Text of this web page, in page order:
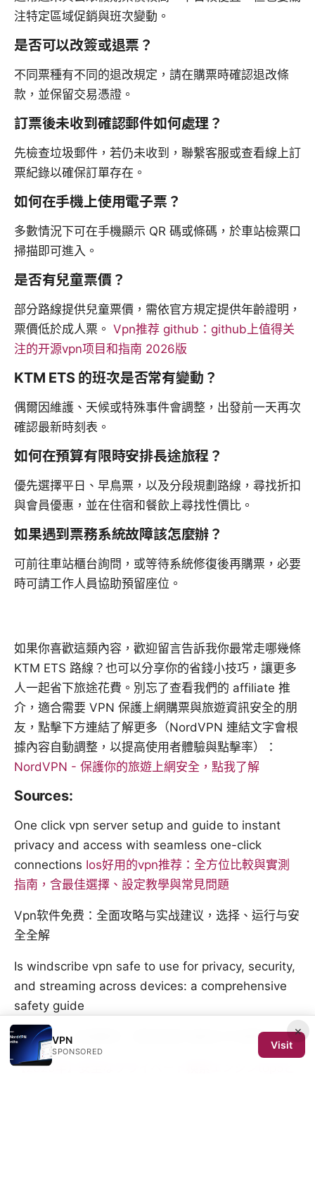
注特定區域促銷與班次變動。
是否可以改簽或退票？
不同票種有不同的退改規定，請在購票時確認退改條
款，並保留交易憑證。
訂票後未收到確認郵件如何處理？
先檢查垃圾郵件，若仍未收到，聯繫客服或查看線上訂
票紀錄以確保訂單存在。
如何在手機上使用電子票？
多數情況下可在手機顯示 QR 碼或條碼，於車站檢票口
掃描即可進入。
是否有兒童票價？
部分路線提供兒童票價，需依官方規定提供年齡證明，
票價低於成人票。 Vpn推荐 github：github上值得关
注的开源vpn项目和指南 2026版
KTM ETS 的班次是否常有變動？
偶爾因維護、天候或特殊事件會調整，出發前一天再次
確認最新時刻表。
如何在預算有限時安排長途旅程？
優先選擇平日、早鳥票，以及分段規劃路線，尋找折扣
與會員優惠，並在住宿和餐飲上尋找性價比。
如果遇到票務系統故障該怎麼辦？
可前往車站櫃台詢問，或等待系統修復後再購票，必要
時可請工作人員協助預留座位。
如果你喜歡這類內容，歡迎留言告訴我你最常走哪幾條
KTM ETS 路線？也可以分享你的省錢小技巧，讓更多
人一起省下旅途花費。別忘了查看我們的 affiliate 推
介，適合需要 VPN 保護上網購票與旅遊資訊安全的朋
友，點擊下方連結了解更多（NordVPN 連結文字會根
據內容自動調整，以提高使用者體驗與點擊率）：
NordVPN - 保護你的旅遊上網安全，點我了解
Sources:
One click vpn server setup and guide to instant
privacy and access with seamless one-click
connections Ios好用的vpn推荐：全方位比較與實測
指南，含最佳選擇、設定教學與常見問題
Vpn软件免费：全面攻略与实战建议，选择、运行与安
全全解
Is windscribe vpn safe to use for privacy, security,
and streaming across devices: a comprehensive
safety guide
雷神官网：全面解析、使用指南与最佳VPN推荐
【2025年】安全なプライベート検索エンジンtop5と
×
VPN
SPONSORED
Visit